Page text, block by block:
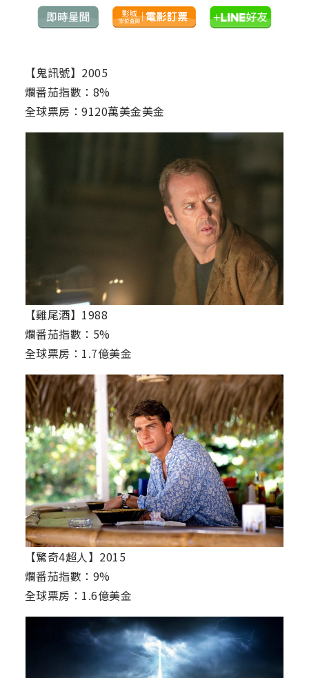
【鬼訊號】2005
爛番茄指數：8%
全球票房：9120萬美金美金
【雞尾酒】1988
爛番茄指數：5%
全球票房：1.7億美金
【驚奇4超人】2015
爛番茄指數：9%
全球票房：1.6億美金